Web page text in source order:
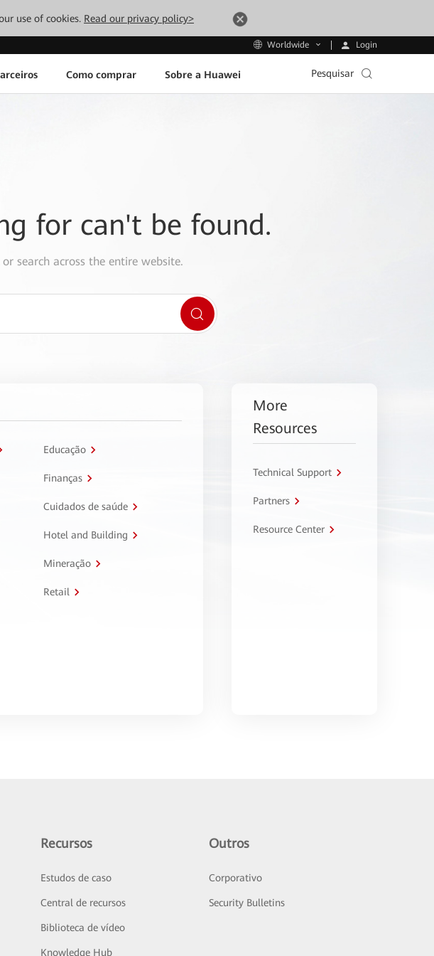
use of cookies. Read our privacy policy>
Worldwide Login
Como comprar Sobre a Huawei Pesquisar
for can't be found.
search across the entire website.
Educação
Finanças
Cuidados de saúde
Hotel and Building
Mineração
Retail
More
Resources
Technical Support
Partners
Resource Center
Recursos
Estudos de caso
Central de recursos
Biblioteca de vídeo
Knowledge Hub
Outros
Corporativo
Security Bulletins